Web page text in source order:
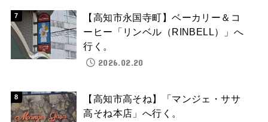
【高知市永国寺町】ベーカリー＆コ
ーヒー「リンベル（RINBELL）」へ
行く。
2026.02.20
【高知市高そね】「マンジェ・ササ
高そね本店」へ行く。